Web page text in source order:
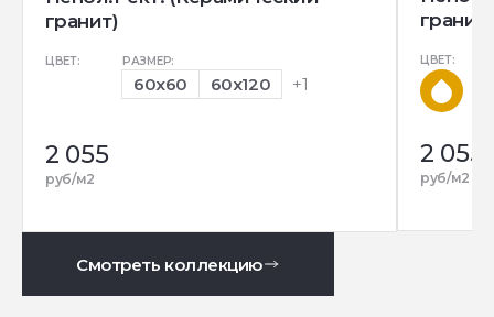
гранит)
ЦВЕТ: РАЗМЕР:
60x60 60x120 +1
2 055
руб/м2
гранит)
ЦВЕТ:
2 055
руб/м2
Смотреть коллекцию